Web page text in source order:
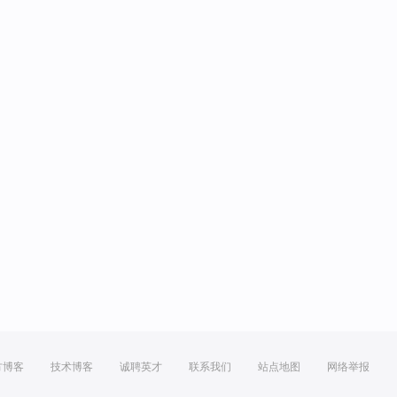
博客 技术博客 诚聘英才 联系我们 站点地图 网络举报